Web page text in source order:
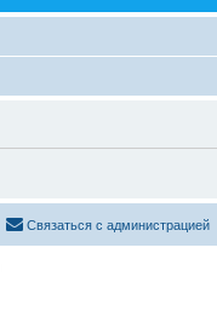
Связаться с администрацией